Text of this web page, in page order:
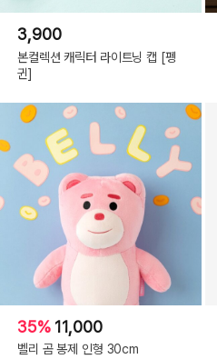
3,900
본컬렉션 캐릭터 라이트닝 캡 [펭
귄]
35% 11,000
벨리 곰 봉제 인형 30cm